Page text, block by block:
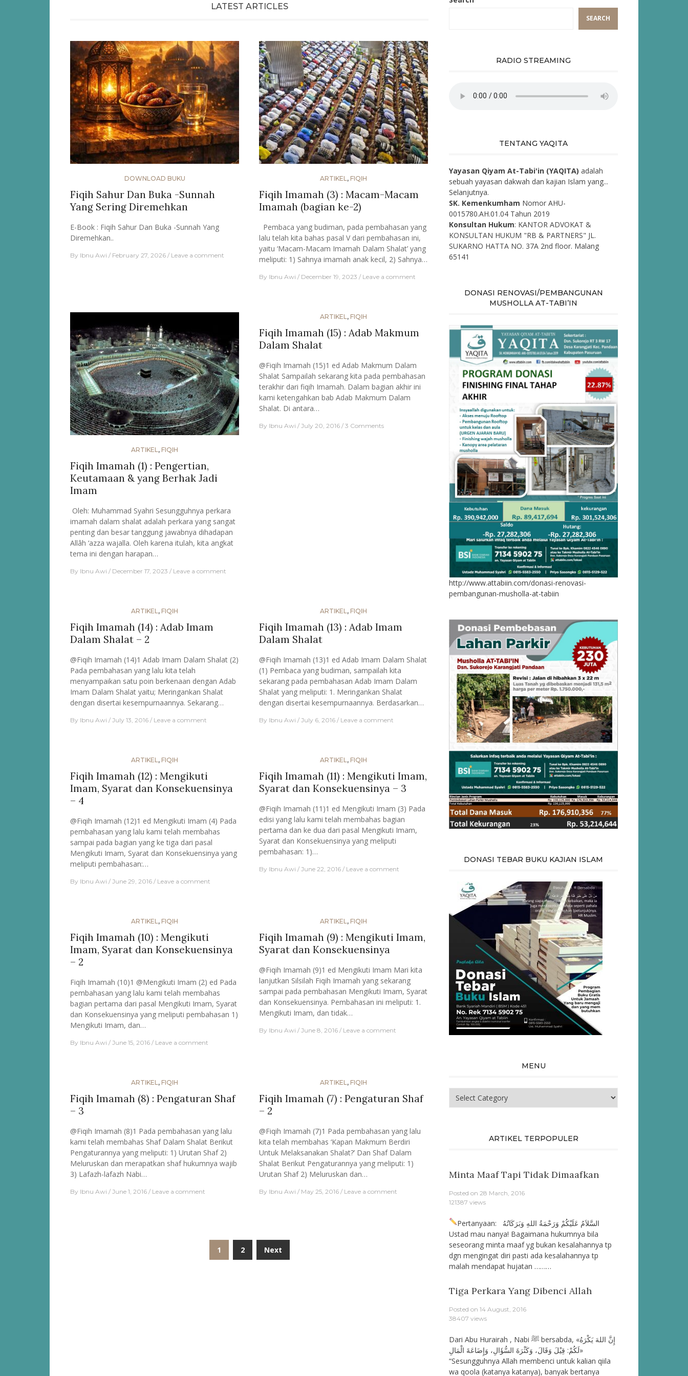
LATEST ARTICLES
DOWNLOAD BUKU
Fiqih Sahur Dan Buka -Sunnah
Yang Sering Diremehkan
E-Book : Fiqih Sahur Dan Buka -Sunnah Yang
Diremehkan..
By Ibnu Awi February 27, 2026 Leave a comment
ARTIKEL , FIQIH
Fiqih Imamah (3) : Macam-Macam
Imamah (bagian ke-2)
Pembaca yang budiman, pada pembahasan yang
lalu telah kita bahas pasal V dari pembahasan ini,
yaitu ‘Macam-Macam Imamah Dalam Shalat’ yang
meliputi: 1) Sahnya imamah anak kecil, 2) Sahnya…
By Ibnu Awi December 19, 2023 Leave a comment
ARTIKEL , FIQIH
Fiqih Imamah (1) : Pengertian,
Keutamaan & yang Berhak Jadi
Imam
Oleh: Muhammad Syahri Sesungguhnya perkara
imamah dalam shalat adalah perkara yang sangat
penting dan besar tanggung jawabnya dihadapan
Allâh ‘azza wajalla. Oleh karena itulah, kita angkat
tema ini dengan harapan…
By Ibnu Awi December 17, 2023 Leave a comment
ARTIKEL , FIQIH
Fiqih Imamah (15) : Adab Makmum
Dalam Shalat
@Fiqih Imamah (15)1 ed Adab Makmum Dalam
Shalat Sampailah sekarang kita pada pembahasan
terakhir dari fiqih Imamah. Dalam bagian akhir ini
kami ketengahkan bab Adab Makmum Dalam
Shalat. Di antara…
By Ibnu Awi July 20, 2016 3 Comments
ARTIKEL , FIQIH
Fiqih Imamah (14) : Adab Imam
Dalam Shalat – 2
@Fiqih Imamah (14)1 Adab Imam Dalam Shalat (2)
Pada pembahasan yang lalu kita telah
menyampaikan satu poin berkenaan dengan Adab
Imam Dalam Shalat yaitu; Meringankan Shalat
dengan disertai kesempurnaannya. Sekarang…
By Ibnu Awi July 13, 2016 Leave a comment
ARTIKEL , FIQIH
Fiqih Imamah (13) : Adab Imam
Dalam Shalat
@Fiqih Imamah (13)1 ed Adab Imam Dalam Shalat
(1) Pembaca yang budiman, sampailah kita
sekarang pada pembahasan Adab Imam Dalam
Shalat yang meliputi: 1. Meringankan Shalat
dengan disertai kesempurnaannya. Berdasarkan…
By Ibnu Awi July 6, 2016 Leave a comment
ARTIKEL , FIQIH
Fiqih Imamah (12) : Mengikuti
Imam, Syarat dan Konsekuensinya
– 4
@Fiqih Imamah (12)1 ed Mengikuti Imam (4) Pada
pembahasan yang lalu kami telah membahas
sampai pada bagian yang ke tiga dari pasal
Mengikuti Imam, Syarat dan Konsekuensinya yang
meliputi pembahasan:…
By Ibnu Awi June 29, 2016 Leave a comment
ARTIKEL , FIQIH
Fiqih Imamah (11) : Mengikuti Imam,
Syarat dan Konsekuensinya – 3
@Fiqih Imamah (11)1 ed Mengikuti Imam (3) Pada
edisi yang lalu kami telah membahas bagian
pertama dan ke dua dari pasal Mengikuti Imam,
Syarat dan Konsekuensinya yang meliputi
pembahasan: 1)…
By Ibnu Awi June 22, 2016 Leave a comment
ARTIKEL , FIQIH
Fiqih Imamah (10) : Mengikuti
Imam, Syarat dan Konsekuensinya
– 2
Fiqih Imamah (10)1 @Mengikuti Imam (2) ed Pada
pembahasan yang lalu kami telah membahas
bagian pertama dari pasal Mengikuti Imam, Syarat
dan Konsekuensinya yang meliputi pembahasan 1)
Mengikuti Imam, dan…
By Ibnu Awi June 15, 2016 Leave a comment
ARTIKEL , FIQIH
Fiqih Imamah (9) : Mengikuti Imam,
Syarat dan Konsekuensinya
@Fiqih Imamah (9)1 ed Mengikuti Imam Mari kita
lanjutkan Silsilah Fiqih Imamah yang sekarang
sampai pada pembahasan Mengikuti Imam, Syarat
dan Konsekuensinya. Pembahasan ini meliputi: 1.
Mengikuti Imam, dan tidak…
By Ibnu Awi June 8, 2016 Leave a comment
ARTIKEL , FIQIH
Fiqih Imamah (8) : Pengaturan Shaf
– 3
@Fiqih Imamah (8)1 Pada pembahasan yang lalu
kami telah membahas Shaf Dalam Shalat Berikut
Pengaturannya yang meliputi: 1) Urutan Shaf 2)
Meluruskan dan merapatkan shaf hukumnya wajib
3) Lafazh-lafazh Nabi…
By Ibnu Awi June 1, 2016 Leave a comment
ARTIKEL , FIQIH
Fiqih Imamah (7) : Pengaturan Shaf
– 2
@Fiqih Imamah (7)1 Pada pembahasan yang lalu
kita telah membahas ‘Kapan Makmum Berdiri
Untuk Melaksanakan Shalat?’ Dan Shaf Dalam
Shalat Berikut Pengaturannya yang meliputi: 1)
Urutan Shaf 2) Meluruskan dan…
By Ibnu Awi May 25, 2016 Leave a comment
1 2 Next
SEARCH
RADIO STREAMING
TENTANG YAQITA
Yayasan Qiyam At-Tabi'in (YAQITA) adalah
sebuah yayasan dakwah dan kajian Islam yang...
Selanjutnya.
SK. Kemenkumham Nomor AHU-
0015780.AH.01.04 Tahun 2019
Konsultan Hukum: KANTOR ADVOKAT &
KONSULTAN HUKUM "RB & PARTNERS" JL.
SUKARNO HATTA NO. 37A 2nd floor. Malang
65141
DONASI RENOVASI/PEMBANGUNAN
MUSHOLLA AT-TABI’IN
http://www.attabiin.com/donasi-renovasi-
pembangunan-musholla-at-tabiin
DONASI TEBAR BUKU KAJIAN ISLAM
MENU
ARTIKEL TERPOPULER
Minta Maaf Tapi Tidak Dimaafkan
Posted on 28 March, 2016
121387 views
Pertanyaan: السَّلاَمُ عَلَيْكُمْ وَرَحْمَةُ اللهِ وَبَرَكَاتُهُ
Ustad mau nanya! Bagaimana hukumnya bila
seseorang minta maaf yg bukan kesalahannya tp
dgn mengingat diri pasti ada kesalahannya tp
malah mendapat hujatan ………
Tiga Perkara Yang Dibenci Allah
Posted on 14 August, 2016
38407 views
Dari Abu Hurairah , Nabi ﷺ bersabda, «إِنَّ اللهَ يَكْرَهُ
لَكُمْ: قِيْلَ وَقَالَ، وَكَثْرَةَ السُّؤَالِ، وَإِضَاعَةَ الْمَالِ»
“Sesungguhnya Allah membenci untuk kalian qiila
wa qoola (katanya katanya), banyak bertanya